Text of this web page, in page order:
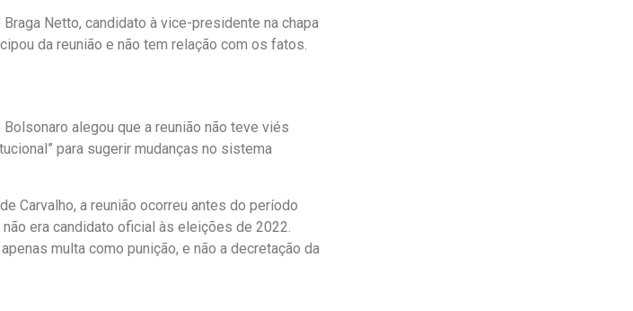
Netto, candidato à vice-presidente na chapa
da reunião e não tem relação com os fatos.
alegou que a reunião não teve viés
para sugerir mudanças no sistema
Carvalho, a reunião ocorreu antes do período
era candidato oficial às eleições de 2022.
multa como punição, e não a decretação da